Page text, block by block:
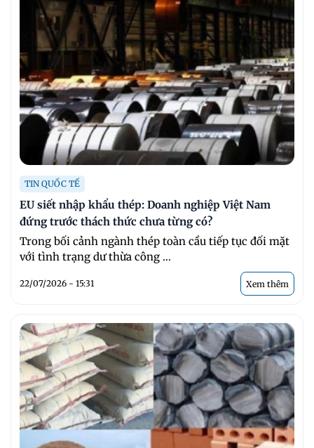
TIN QUỐC TẾ
EU siết nhập khẩu thép: Doanh nghiệp Việt Nam
đứng trước thách thức chưa từng có?
Trong bối cảnh ngành thép toàn cầu tiếp tục đối mặt
với tình trạng dư thừa công ...
22/07/2026 - 15:31 Xem thêm